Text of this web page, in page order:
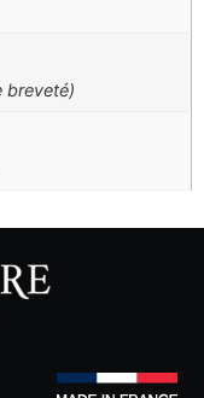
breveté)